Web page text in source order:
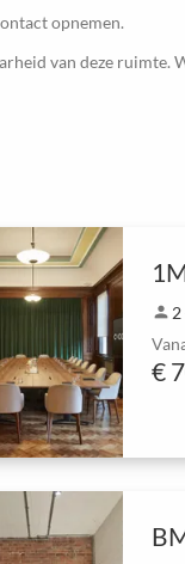
opnemen.
van deze ruimte.
person 2
€